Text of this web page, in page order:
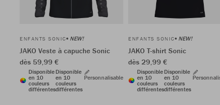
ENFANTS SONIC NEW!
JAKO Veste à capuche Sonic
dès 59,99 €
Disponible
en 10
couleurs
différentes
Disponible
en 10
couleurs
différentes
Personnalisable
ENFANTS SONIC NEW!
JAKO T-shirt Sonic
dès 29,99 €
Disponible
en 10
couleurs
différentes
Disponible
en 10
couleurs
différentes